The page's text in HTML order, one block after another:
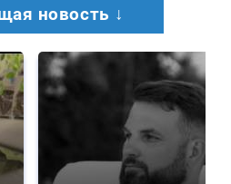
новость ↓